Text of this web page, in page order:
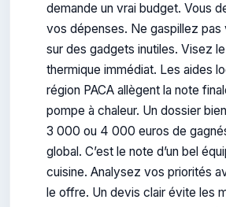
demande un vrai budget. Vous
vos dépenses. Ne gaspillez pas
sur des gadgets inutiles. Visez
thermique immédiat. Les aides
région PACA allègent la note
pompe à chaleur. Un dossier
3 000 ou 4 000 euros de
global. C’est le note d’un bel
cuisine. Analysez vos priorités
le offre. Un devis clair évite les